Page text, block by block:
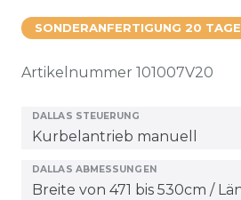
SONDERANFERTIGUNG 20 TAGE
Artikelnummer 101007V20
DALLAS STEUERUNG
DALLAS ABMESSUNGEN